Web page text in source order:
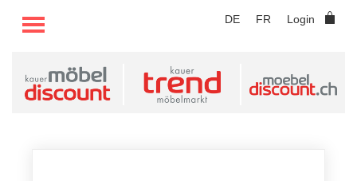
DE FR Login
TOGGLE MENU